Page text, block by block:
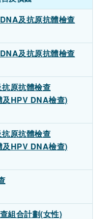
及抗原抗體檢查
及抗原抗體檢查
原抗體檢查
及HPV DNA檢查)
原抗體檢查
及HPV DNA檢查)
組合計劃(女性)